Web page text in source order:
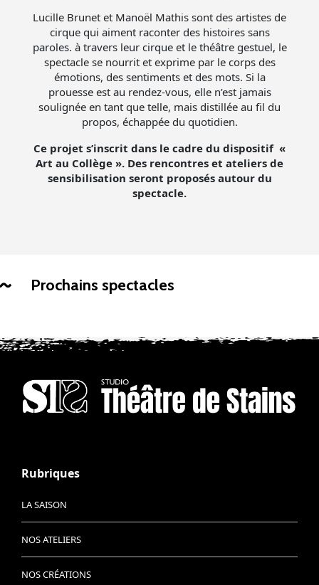
Lucille Brunet et Manoël Mathis sont des artistes de
cirque qui aiment raconter des histoires sans
paroles. à travers leur cirque et le théâtre gestuel, le
spectacle se nourrit et exprime par le corps des
émotions, des sentiments et des mots. Si la
prouesse est au rendez-vous, elle n’est jamais
soulignée en tant que telle, mais distillée au fil du
propos, échappée du quotidien.
Ce projet s’inscrit dans le cadre du dispositif «
Art au Collège ». Des rencontres et ateliers de
sensibilisation seront proposés autour du
spectacle.
Prochains spectacles
Rubriques
LA SAISON
NOS ATELIERS
NOS CRÉATIONS